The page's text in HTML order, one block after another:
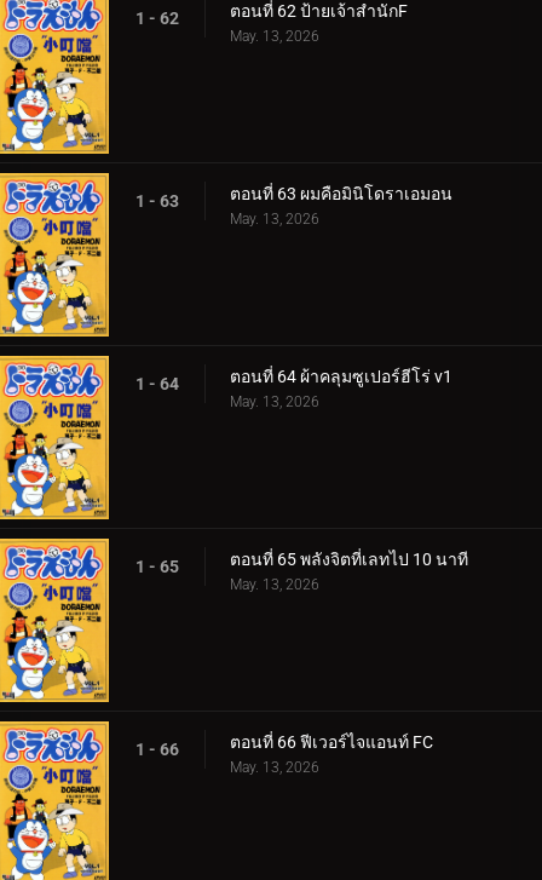
1 - 62 ตอนที่ 62 ป้ายเจ้าสำนักF
May. 13, 2026
1 - 63 ตอนที่ 63 ผมคือมินิโดราเอมอน
May. 13, 2026
1 - 64 ตอนที่ 64 ผ้าคลุมซูเปอร์ฮีโร่ v1
May. 13, 2026
1 - 65 ตอนที่ 65 พลังจิตที่เลทไป 10 นาที
May. 13, 2026
1 - 66 ตอนที่ 66 ฟีเวอร์ไจแอนท์ FC
May. 13, 2026